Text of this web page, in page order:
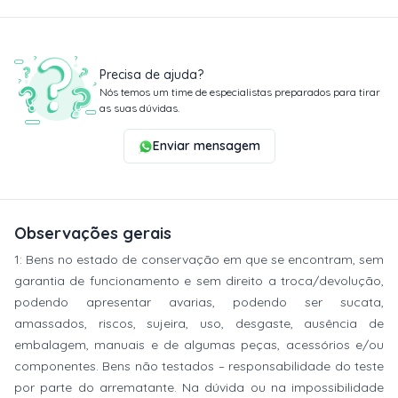
Precisa de ajuda?
Nós temos um time de especialistas preparados para tirar
as suas dúvidas.
Enviar mensagem
Observações gerais
1: Bens no estado de conservação em que se encontram, sem
garantia de funcionamento e sem direito a troca/devolução,
podendo apresentar avarias, podendo ser sucata,
amassados, riscos, sujeira, uso, desgaste, ausência de
embalagem, manuais e de algumas peças, acessórios e/ou
componentes. Bens não testados – responsabilidade do teste
por parte do arrematante. Na dúvida ou na impossibilidade